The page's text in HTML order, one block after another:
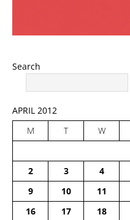
Search
APRIL 2012
M
T W
2
3 4
9
10 11
16
17 18